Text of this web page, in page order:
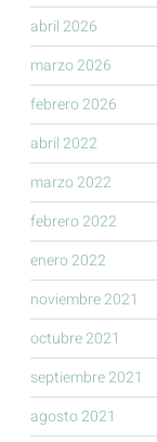
abril 2026
marzo 2026
febrero 2026
abril 2022
marzo 2022
febrero 2022
enero 2022
noviembre 2021
octubre 2021
septiembre 2021
agosto 2021